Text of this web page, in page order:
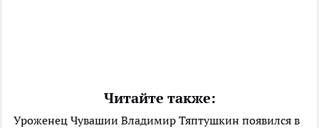
Читайте также:
Уроженец Чувашии Владимир Тяптушкин появился в